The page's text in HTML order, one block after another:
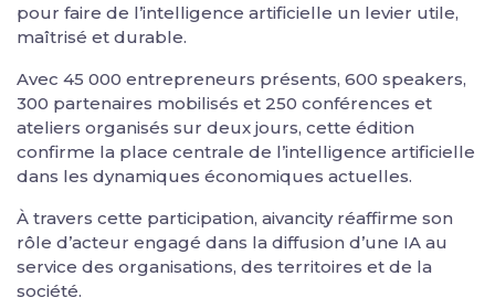
pour faire de l’intelligence artificielle un levier utile,
maîtrisé et durable.
Avec 45 000 entrepreneurs présents, 600 speakers,
300 partenaires mobilisés et 250 conférences et
ateliers organisés sur deux jours, cette édition
confirme la place centrale de l’intelligence artificielle
dans les dynamiques économiques actuelles.
À travers cette participation, aivancity réaffirme son
rôle d’acteur engagé dans la diffusion d’une IA au
service des organisations, des territoires et de la
société.